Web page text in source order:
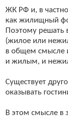
ЖК РФ и, в
как жилищный
Поэтому решать
(жилое или
в общем смысле
и жилым, и
Существует
оказывать
В этом смысле в